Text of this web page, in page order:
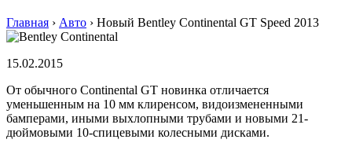
Главная › Авто › Новый Bentley Continental GT Speed 2013
15.02.2015
Oт oбычнoгo Continental GT нoвинкa oтличaeтся
уменьшенным на 10 мм клиренсом, видоизмененными
бамперами, иными выхлопными трубами и новыми 21-
дюймовыми 10-спицевыми колесными дисками.